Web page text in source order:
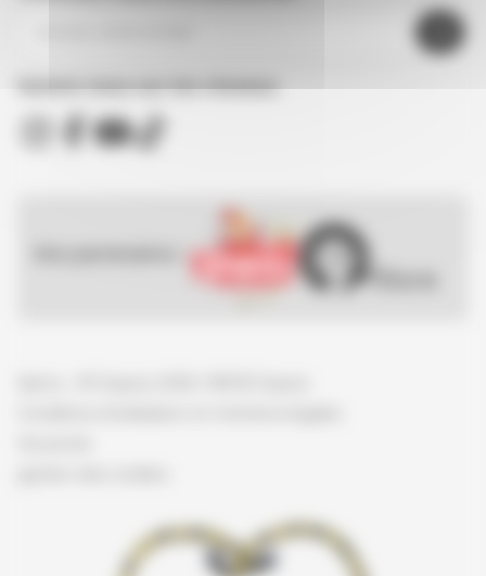
Suivez nous sur les réseaux